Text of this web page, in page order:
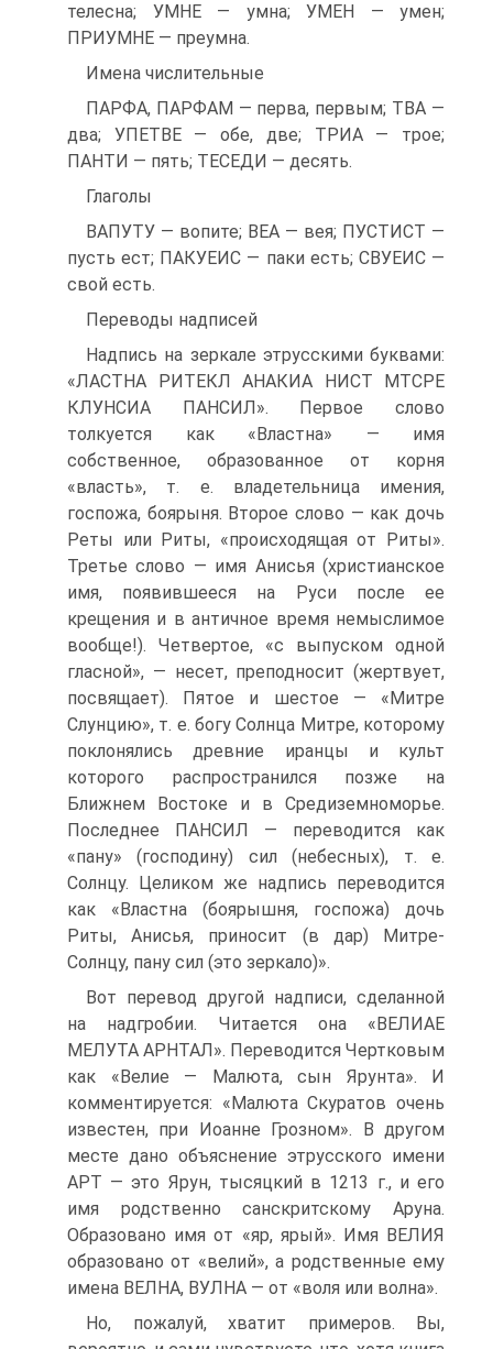
телесна; УМНЕ — умна; УМЕН — умен;
ПРИУМНЕ — преумна.
Имена числительные
ПАРФА, ПАРФАМ — перва, первым; ТВА —
два; УПЕТВЕ — обе, две; ТРИА — трое;
ПАНТИ — пять; ТЕСЕДИ — десять.
Глаголы
ВАПУТУ — вопите; ВЕА — вея; ПУСТИСТ —
пусть ест; ПАКУЕИС — паки есть; СВУЕИС —
свой есть.
Переводы надписей
Надпись на зеркале этрусскими буквами:
«ЛАСТНА РИТЕКЛ АНАКИА НИСТ МТСРЕ
КЛУНСИА ПАНСИЛ». Первое слово
толкуется как «Властна» — имя
собственное, образованное от корня
«власть», т. е. владетельница имения,
госпожа, боярыня. Второе слово — как дочь
Реты или Риты, «происходящая от Риты».
Третье слово — имя Анисья (христианское
имя, появившееся на Руси после ее
крещения и в античное время немыслимое
вообще!). Четвертое, «с выпуском одной
гласной», — несет, преподносит (жертвует,
посвящает). Пятое и шестое — «Митре
Слунцию», т. е. богу Солнца Митре, которому
поклонялись древние иранцы и культ
которого распространился позже на
Ближнем Востоке и в Средиземноморье.
Последнее ПАНСИЛ — переводится как
«пану» (господину) сил (небесных), т. е.
Солнцу. Целиком же надпись переводится
как «Властна (боярышня, госпожа) дочь
Риты, Анисья, приносит (в дар) Митре-
Солнцу, пану сил (это зеркало)».
Вот перевод другой надписи, сделанной
на надгробии. Читается она «ВЕЛИАЕ
МЕЛУТА АРНТАЛ». Переводится Чертковым
как «Велие — Малюта, сын Ярунта». И
комментируется: «Малюта Скуратов очень
известен, при Иоанне Грозном». В другом
месте дано объяснение этрусского имени
АРТ — это Ярун, тысяцкий в 1213 г., и его
имя родственно санскритскому Аруна.
Образовано имя от «яр, ярый». Имя ВЕЛИЯ
образовано от «велий», а родственные ему
имена ВЕЛНА, ВУЛНА — от «воля или волна».
Но, пожалуй, хватит примеров. Вы,